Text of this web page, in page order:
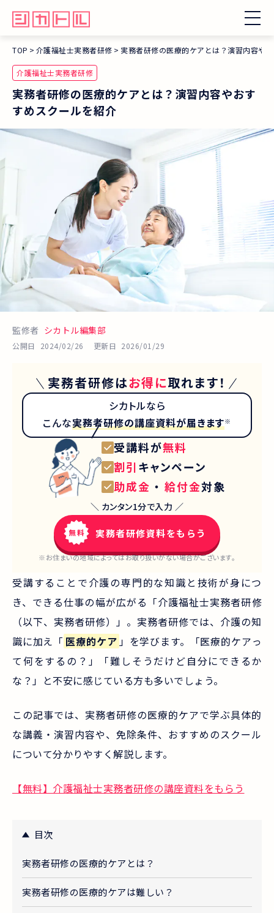
TOP 介護福祉士実務者研修 実務者研修の医療的ケアとは？演習内容や
介護福祉士実務者研修
実務者研修の医療的ケアとは？演習内容やおす
すめスクールを紹介
監修者 シカトル編集部
公開日 2024/02/26 更新日 2026/01/29
実務者研修はお得に取れます！
シカトルなら
こんな実務者研修の講座資料が届きます※
受講料が無料
割引キャンペーン
助成金 ・ 給付金対象
＼ カンタン1分で入力 ／
実務者研修資料をもらう
※お住まいの地域によってはお取り扱いがない場合がございます。
受講することで介護の専門的な知識と技術が身につ
き、できる仕事の幅が広がる「介護福祉士実務者研修
（以下、実務者研修）」。実務者研修では、介護の知
識に加え「 医療的ケア 」を学びます。「医療的ケアっ
て何をするの？」「難しそうだけど自分にできるか
な？」と不安に感じている方も多いでしょう。
この記事では、実務者研修の医療的ケアで学ぶ具体的
な講義・演習内容や、免除条件、おすすめのスクール
について分かりやすく解説します。
【無料】介護福祉士実務者研修の講座資料をもらう
目次
実務者研修の医療的ケアとは？
実務者研修の医療的ケアは難しい？